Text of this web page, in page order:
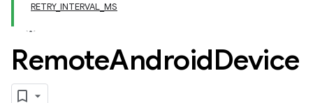
RETRY_INTERVAL_MS
RemoteAndroidDevice